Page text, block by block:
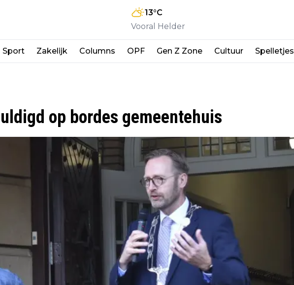
13°C
Vooral Helder
Sport Zakelijk Columns OPF Gen Z Zone Cultuur Spelletjes
op bordes gemeentehuis